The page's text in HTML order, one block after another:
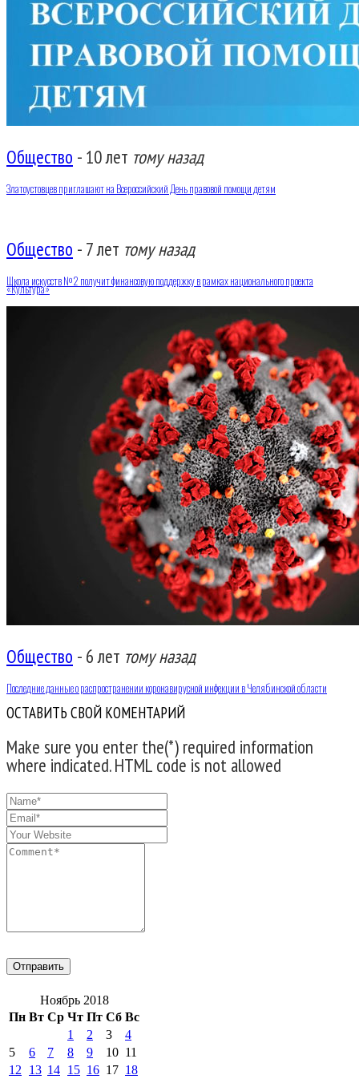
Общество - 10 лет тому назад
Златоустовцев приглашают на Всероссийский День правовой помощи детям
Общество - 7 лет тому назад
Школа искусств №2 получит финансовую поддержку в рамках национального проекта
«Культура»
Общество - 6 лет тому назад
Последние данные о распространении коронавирусной инфекции в Челябинской области
ОСТАВИТЬ СВОЙ КОМЕНТАРИЙ
Make sure you enter the(*) required information
where indicated. HTML code is not allowed
Ноябрь 2018
Пн Вт Ср Чт Пт Сб Вс
1 2 3
4
5
6 7 8 9 10 11
12
13 14 15 16 17 18